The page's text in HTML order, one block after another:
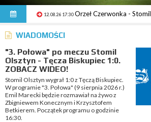
12.08.26 17:30Orzeł Czerwonka - Stomil
16.08.26 15:00Zatoka - Stomil
WIADOMOŚCI
"3. Połowa" po meczu Stomil
Olsztyn - Tęcza Biskupiec 1:0.
ZOBACZ WIDEO!
Stomil Olsztyn wygrał 1:0 z Tęczą Biskupiec.
W programie "3. Połowa" (9 sierpnia 2026 r.)
Emil Marecki będzie rozmawiał na żywo z
Zbigniewem Konecznym i Krzysztofem
Betkierem. Początek programu o godzinie
16:30.